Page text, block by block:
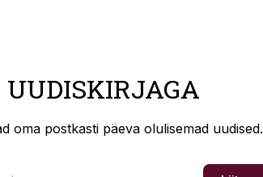
oma postkasti päeva olulisemad uudised.